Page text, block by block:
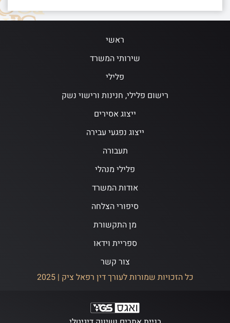
ראשי
שירותי המשרד
פלילי
רישום פלילי, חנינות ורישוי נשק
ייצוג אסירים
ייצוג נפגעי עבירה
תעבורה
פלילי מנהלי
אודות המשרד
סיפורי הצלחה
מן התקשורת
ספריית וידאו
צור קשר
כל הזכויות שמורות לעורך דין רפאל ציק | 2025